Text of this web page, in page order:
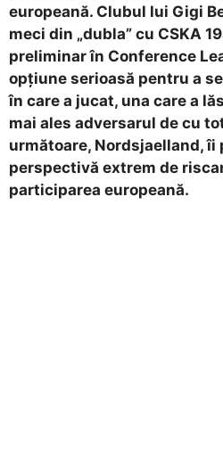
europeană. Clubul lui Gigi
meci din „dubla” cu CSKA
preliminar în Conference
opțiune serioasă pentru a
în care a jucat, una care a
mai ales adversarul de cu
următoare, Nordsjaelland, îi
perspectivă extrem de
participarea europeană.